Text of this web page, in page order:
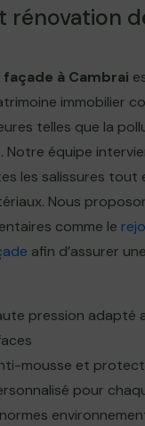
rénovation
à Cambrai
immobilier
telles que la
Notre équipe
les salissures tout
Nous
comme le
afin d’assurer
pression adapté
mousse et
pour